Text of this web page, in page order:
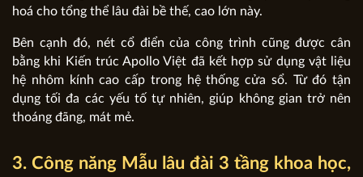
hoá cho tổng thể lâu đài bề thế, cao lớn này.
Bên cạnh đó, nét cổ điển của công trình cũng được cân
bằng khi Kiến trúc Apollo Việt đã kết hợp sử dụng vật liệu
hệ nhôm kính cao cấp trong hệ thống cửa sổ. Từ đó tận
dụng tối đa các yếu tố tự nhiên, giúp không gian trở nên
thoáng đãng, mát mẻ.
3. Công năng Mẫu lâu đài 3 tầng khoa học,